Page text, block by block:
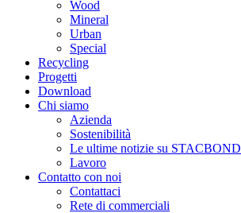
Wood
Mineral
Urban
Special
Recycling
Progetti
Download
Chi siamo
Azienda
Sostenibilità
Le ultime notizie su STACBOND
Lavoro
Contatto con noi
Contattaci
Rete di commerciali